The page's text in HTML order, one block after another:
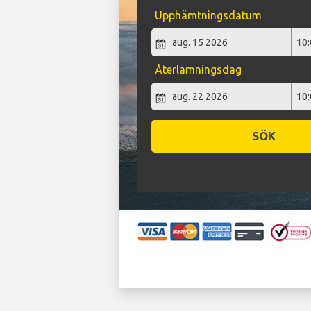
Upphämtningsdatum
Återlämningsdag
SÖK